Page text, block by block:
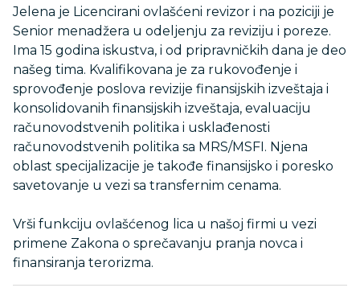
Jelena je Licencirani ovlašćeni revizor i na poziciji je
Senior menadžera u odeljenju za reviziju i poreze.
Ima 15 godina iskustva, i od pripravničkih dana je deo
našeg tima. Kvalifikovana je za rukovođenje i
sprovođenje poslova revizije finansijskih izveštaja i
konsolidovanih finansijskih izveštaja, evaluaciju
računovodstvenih politika i usklađenosti
računovodstvenih politika sa MRS/MSFI. Njena
oblast specijalizacije je takođe finansijsko i poresko
savetovanje u vezi sa transfernim cenama.
Vrši funkciju ovlašćenog lica u našoj firmi u vezi
primene Zakona o sprečavanju pranja novca i
finansiranja terorizma.